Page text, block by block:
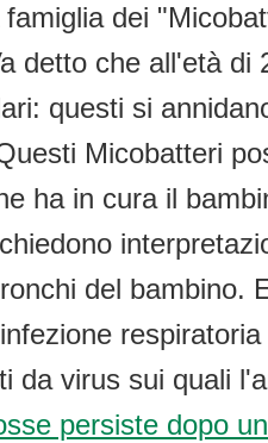
dei
detto che all'età
questi si
Micobatteri
ha in cura il
del bambino.
virus sui quali
persiste dopo